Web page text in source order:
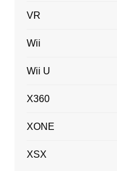
VR
Wii
Wii U
X360
XONE
XSX